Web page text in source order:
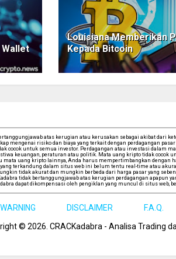
Louisiana Memberikan
Kepada Bitcoin
atas kerugian atau kerusakan sebagai akibat dari
mengenai risiko dan biaya yang terkait dengan perdagangan
cocok untuk semua investor. Perdagangan atau investasi dalam
keuangan, peraturan atau politik. Mata uang kripto tidak
mata uang kripto lainnya, Anda harus mempertimbangkan dengan
terkandung dalam situs web ini belum tentu real-time atau
tidak akurat dan mungkin berbeda dari harga pasar yang
tidak bertanggungjawab atas kerugian perdagangan apapun
dapat dikompensasi oleh pengiklan yang muncul di situs web,
DISCLAIMER F.A.Q.
© 2026 . CRACKadabra - Analisa Trading